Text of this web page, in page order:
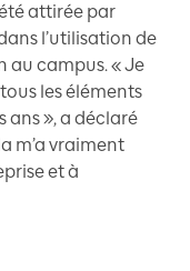
attirée par
l’utilisation de
au campus. « Je
les éléments
ans », a déclaré
m’a vraiment
et à